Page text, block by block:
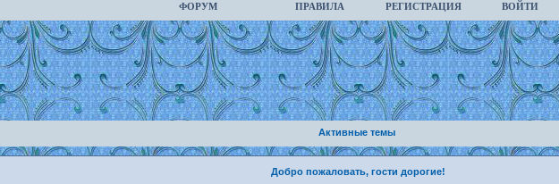
ФОРУМ ПРАВИЛА РЕГИСТРАЦИЯ ВОЙТИ
Активные темы
Добро пожаловать, гости дорогие!